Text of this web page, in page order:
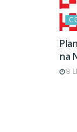
na
8